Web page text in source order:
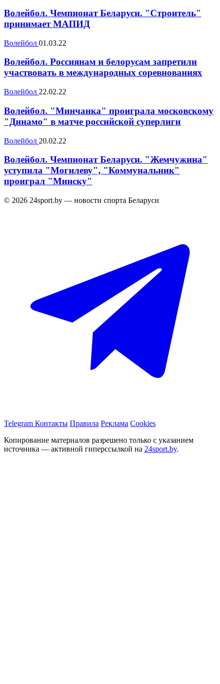
Волейбол. Чемпионат Беларуси. "Строитель"
принимает МАПИД
Волейбол 01.03.22
Волейбол. Россиянам и белорусам запретили
участвовать в международных соревнованиях
Волейбол 22.02.22
Волейбол. "Минчанка" проиграла московскому
"Динамо" в матче российской суперлиги
Волейбол 20.02.22
Волейбол. Чемпионат Беларуси. "Жемчужина"
уступила "Могилеву", "Коммунальник"
проиграл "Минску"
© 2026 24sport.by — новости спорта Беларуси
Telegram Контакты Правила Реклама Cookies
Копирование материалов разрешено только с указанием
источника — активной гиперссылкой на 24sport.by.